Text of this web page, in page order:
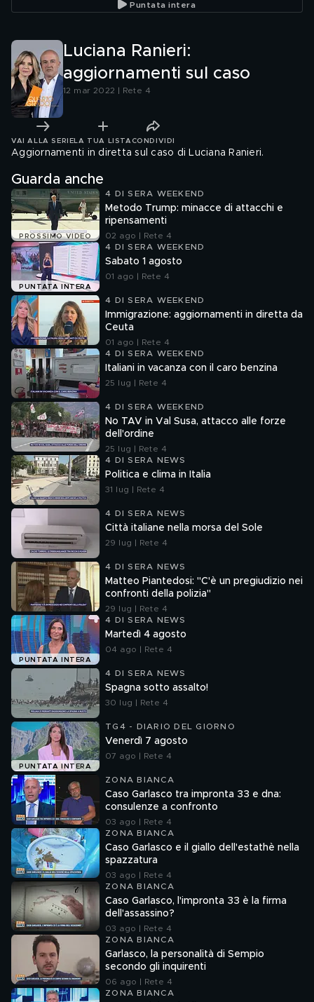
Puntata intera
Luciana Ranieri:
aggiornamenti sul caso
12 mar 2022 | Rete 4
VAI ALLA SERIE LA TUA LISTA CONDIVIDI
Aggiornamenti in diretta sul caso di Luciana Ranieri.
Guarda anche
PROSSIMO VIDEO
4 DI SERA WEEKEND
Metodo Trump: minacce di attacchi e
ripensamenti
02 ago | Rete 4
PUNTATA INTERA
4 DI SERA WEEKEND
Sabato 1 agosto
01 ago | Rete 4
4 DI SERA WEEKEND
Immigrazione: aggiornamenti in diretta da
Ceuta
01 ago | Rete 4
4 DI SERA WEEKEND
Italiani in vacanza con il caro benzina
25 lug | Rete 4
4 DI SERA WEEKEND
No TAV in Val Susa, attacco alle forze
dell'ordine
25 lug | Rete 4
4 DI SERA NEWS
Politica e clima in Italia
31 lug | Rete 4
4 DI SERA NEWS
Città italiane nella morsa del Sole
29 lug | Rete 4
4 DI SERA NEWS
Matteo Piantedosi: "C'è un pregiudizio nei
confronti della polizia"
29 lug | Rete 4
PUNTATA INTERA
4 DI SERA NEWS
Martedì 4 agosto
04 ago | Rete 4
4 DI SERA NEWS
Spagna sotto assalto!
30 lug | Rete 4
PUNTATA INTERA
TG4 - DIARIO DEL GIORNO
Venerdì 7 agosto
07 ago | Rete 4
ZONA BIANCA
Caso Garlasco tra impronta 33 e dna:
consulenze a confronto
03 ago | Rete 4
ZONA BIANCA
Caso Garlasco e il giallo dell'estathè nella
spazzatura
03 ago | Rete 4
ZONA BIANCA
Caso Garlasco, l'impronta 33 è la firma
dell'assassino?
03 ago | Rete 4
ZONA BIANCA
Garlasco, la personalità di Sempio
secondo gli inquirenti
06 ago | Rete 4
ZONA BIANCA